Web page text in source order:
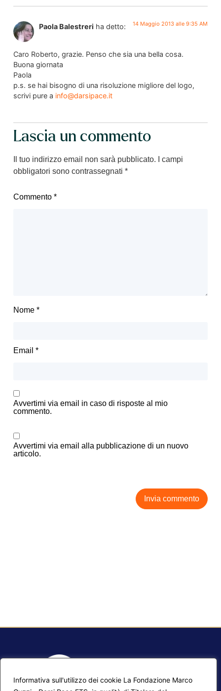
Informativa sull'utilizzo dei cookie La Fondazione Marco
Paola Balestreri ha detto: 14 Maggio 2013 alle 9:35 AM
Caro Roberto, grazie. Penso che sia una bella cosa.
Buona giornata
Paola
p.s. se hai bisogno di una risoluzione migliore del logo,
scrivi pure a info@darsipace.it
Lascia un commento
Il tuo indirizzo email non sarà pubblicato.
I campi
obbligatori sono contrassegnati *
Commento *
Nome *
Email *
Avvertimi via email in caso di risposte al mio
commento.
Avvertimi via email alla pubblicazione di un nuovo
articolo.